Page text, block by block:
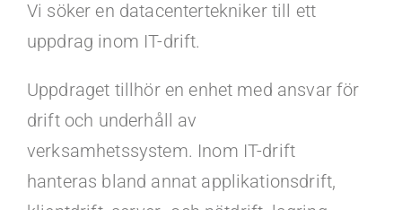
Portal
Vi söker en datacentertekniker till ett
uppdrag inom IT-drift.
Uppdraget tillhör en enhet med ansvar för
drift och underhåll av
verksamhetssystem. Inom IT-drift
hanteras bland annat applikationsdrift,